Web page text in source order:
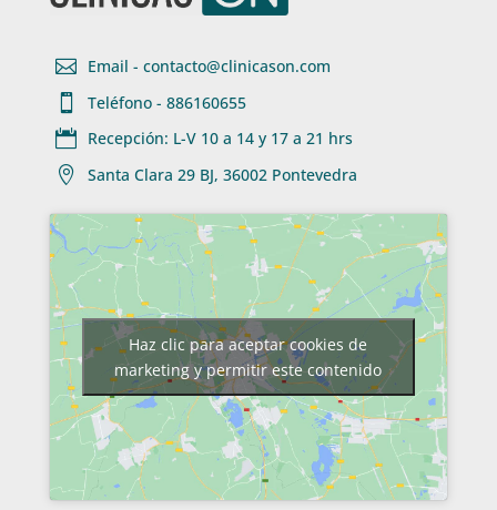
 Email - contacto@clinicason.com

Teléfono - 886160655
 Recepción: L-V 10 a 14 y 17 a 21 hrs

Santa Clara 29 BJ, 36002 Pontevedra
Haz clic para aceptar cookies de
marketing y permitir este contenido